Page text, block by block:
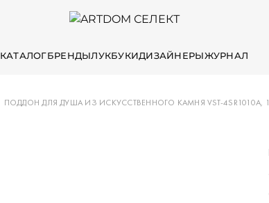
КАТАЛОГБРЕНДЫЛУКБУКИДИЗАЙНЕРЫЖУРНАЛ
ПОДДОН ДЛЯ ДУША ИЗ ИСКУССТВЕННОГО КАМНЯ VST-4SR1010A,